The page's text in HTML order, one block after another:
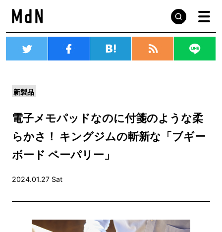
新製品
電子メモパッドなのに付箋のような柔
らかさ！ キングジムの斬新な「ブギー
ボード ペーパリー」
2024.01.27 Sat